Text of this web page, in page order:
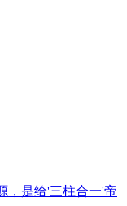
，是给'三柱合一'帝